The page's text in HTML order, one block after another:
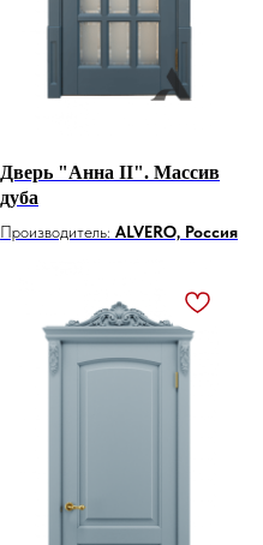
Дверь "Анна II". Массив
дуба
Производитель: ALVERO, Россия